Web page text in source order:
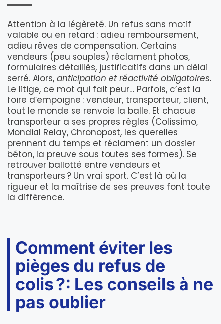
Attention à la légèreté. Un refus sans motif
valable ou en retard : adieu remboursement,
adieu rêves de compensation. Certains
vendeurs (peu souples) réclament photos,
formulaires détaillés, justificatifs dans un délai
serré. Alors, anticipation et réactivité obligatoires.
Le litige, ce mot qui fait peur… Parfois, c’est la
foire d’empoigne : vendeur, transporteur, client,
tout le monde se renvoie la balle. Et chaque
transporteur a ses propres règles (Colissimo,
Mondial Relay, Chronopost, les querelles
prennent du temps et réclament un dossier
béton, la preuve sous toutes ses formes). Se
retrouver ballotté entre vendeurs et
transporteurs ? Un vrai sport. C’est là où la
rigueur et la maîtrise de ses preuves font toute
la différence.
Comment éviter les
pièges du refus de
colis ?: Les conseils à ne
pas oublier